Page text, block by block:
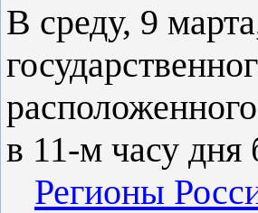
В среду, 9
в 11-м часу
Регионы